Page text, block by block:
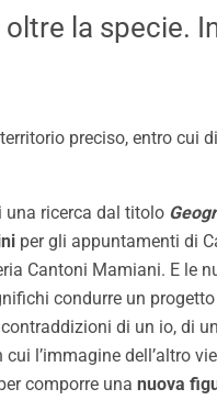
la specie.
preciso, entro
una ricerca dal titolo
per gli appuntamenti di
Cantoni Mamiani. E le
condurre un
di un io, di
l’immagine dell’altro
comporre una nuova